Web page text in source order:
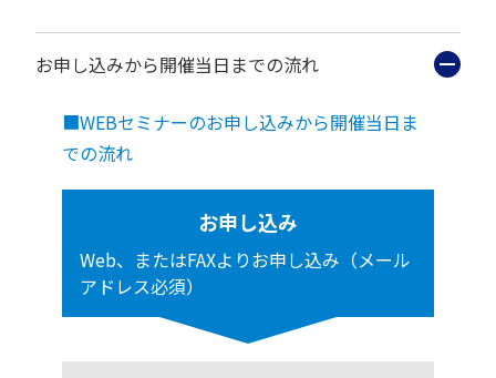
お申し込みから開催当日までの流れ
■WEBセミナーのお申し込みから開催当日ま
での流れ
お申し込み
Web、またはFAXよりお申し込み（メール
アドレス必須）